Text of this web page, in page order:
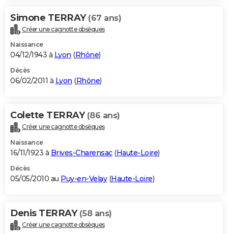
Simone TERRAY (67 ans)
Créer une cagnotte obsèques
Naissance
04/12/1943 à Lyon (Rhône)
Décès
06/02/2011 à Lyon (Rhône)
Colette TERRAY (86 ans)
Créer une cagnotte obsèques
Naissance
16/11/1923 à Brives-Charensac(Haute-Loire)
Décès
05/05/2010 au Puy-en-Velay(Haute-Loire)
Denis TERRAY (58 ans)
Créer une cagnotte obsèques